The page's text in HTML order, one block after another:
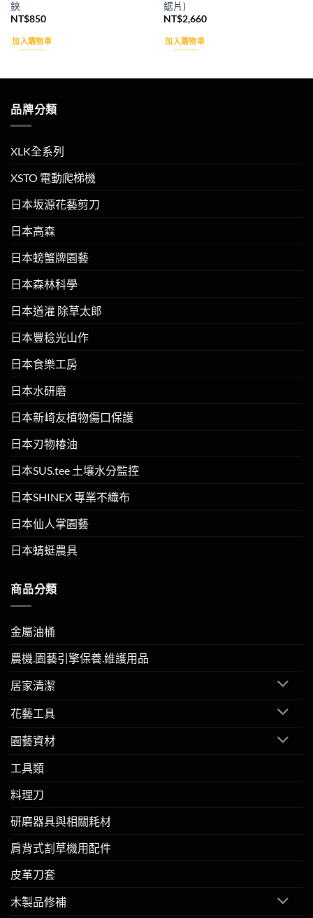
鋏
NT$850
加入購物車
鋸片)
NT$2,660
加入購物車
品牌分類
XLK全系列
XSTO 電動爬梯機
日本坂源花藝剪刀
日本高森
日本螃蟹牌園藝
日本森林科學
日本道灌 除草太郎
日本豐稔光山作
日本食樂工房
日本水研磨
日本新崎友植物傷口保護
日本刃物椿油
日本SUS.tee 土壤水分監控
日本SHINEX 專業不織布
日本仙人掌園藝
日本蜻蜓農具
商品分類
金屬油桶
農機.園藝引擎保養.維護用品
居家清潔
花藝工具
園藝資材
工具類
料理刀
研磨器具與相關耗材
肩背式割草機用配件
皮革刀套
木製品修補